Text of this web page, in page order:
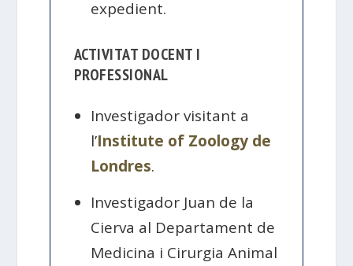
expedient.
ACTIVITAT DOCENT I
PROFESSIONAL
Investigador visitant a
l’Institute of Zoology de
Londres.
Investigador Juan de la
Cierva al Departament de
Medicina i Cirurgia Animal